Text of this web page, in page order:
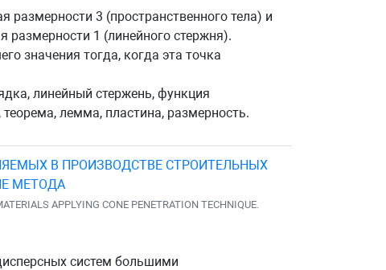
3 (пространственного тела) и
размерности 1 (линейного стержня).
значения тогда, когда эта точка
линейный стержень, функция
лемма, пластина, размерность.
В ПРОИЗВОДСТВЕ СТРОИТЕЛЬНЫХ
МЕТОДА
APPLYING CONE PENETRATION TECHNIQUE.
систем большими